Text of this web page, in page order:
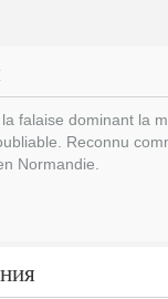
falaise dominant la
Reconnu
Normandie.